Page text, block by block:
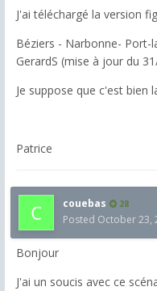
J'ai téléchargé la version
Béziers - Narbonne- Port-
GerardS (mise à jour du
Je suppose que c'est bien
Patrice
couebas 28
Posted October 23,
Bonjour
J'ai un soucis avec ce